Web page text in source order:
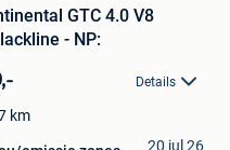
GTC 4.0 V8
- NP:
Details
km
20 jul 26